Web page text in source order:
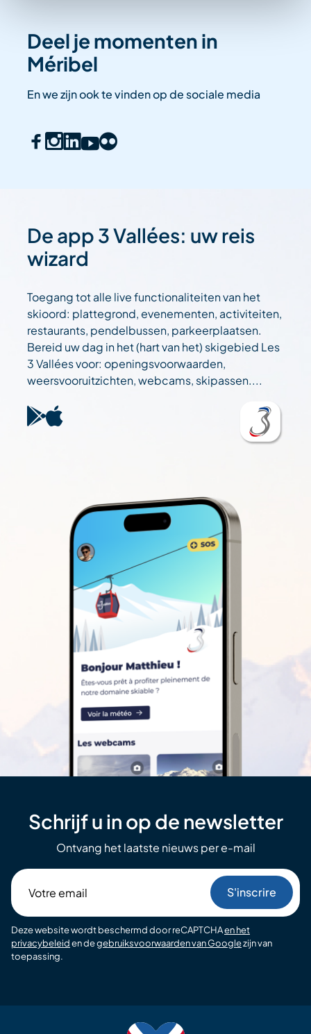
Deel je momenten in
Méribel
En we zijn ook te vinden op de sociale media
De app 3 Vallées: uw reis
wizard
Toegang tot alle live functionaliteiten van het
skioord: plattegrond, evenementen, activiteiten,
restaurants, pendelbussen, parkeerplaatsen.
Bereid uw dag in het (hart van het) skigebied Les
3 Vallées voor: openingsvoorwaarden,
weersvooruitzichten, webcams, skipassen....
Schrijf u in op de newsletter
Ontvang het laatste nieuws per e-mail
email
Deze website wordt beschermd door reCAPTCHAen het
privacybeleiden degebruiksvoorwaarden van Googlezijn van
toepassing.